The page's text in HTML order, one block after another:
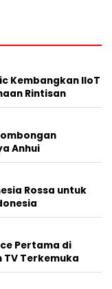
Kembangkan IIoT
Rintisan
Anhui
Rossa untuk
Pertama di
TV Terkemuka